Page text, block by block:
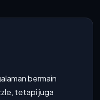
bermain
tetapi juga